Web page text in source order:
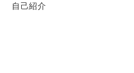
自己紹介